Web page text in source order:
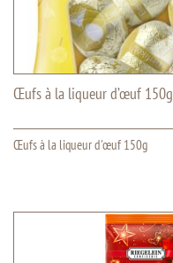
Œufs à la liqueur d’œuf 150g
Œufs à la liqueur d'œuf 150g